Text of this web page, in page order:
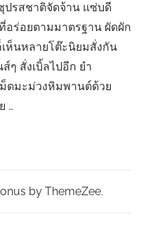
ปรสชาติจัดจ้าน แซ่บดี
อร่อยตามมาตรฐาน ผัดผัก
ห็นหลายโต๊ะนิยมสั่งกัน
ๆ สั่งเบิ้ลไปอีก ยำ
ดมะม่วงหิมพานต์ด้วย
…
by ThemeZee.